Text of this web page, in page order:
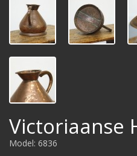
Victoriaanse
Model: 6836